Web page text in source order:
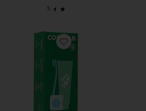
Favorite НАБОР ДЛЯ УХОДА